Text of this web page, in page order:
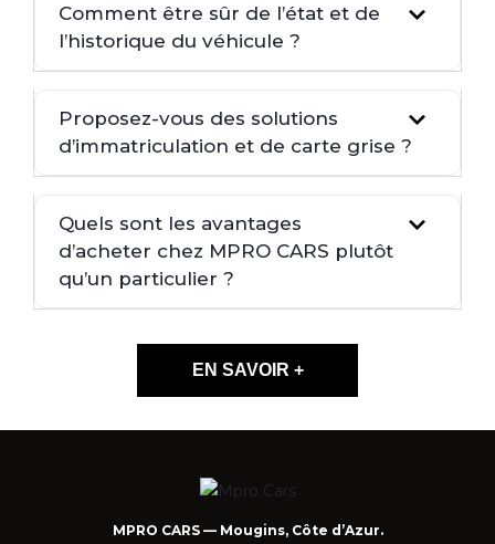
Comment être sûr de l’état et de
l’historique du véhicule ?
Proposez-vous des solutions
d’immatriculation et de carte grise ?
Quels sont les avantages
d’acheter chez MPRO CARS plutôt
qu’un particulier ?
EN SAVOIR +
MPRO CARS — Mougins, Côte d’Azur.